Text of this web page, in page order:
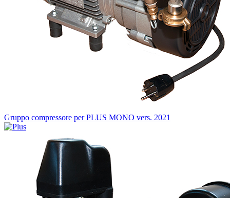
Gruppo compressore per PLUS MONO vers. 2021